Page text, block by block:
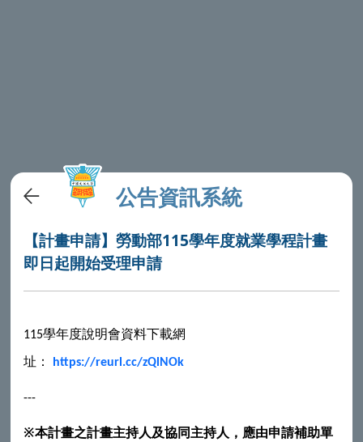
公告資訊系統
【計畫申請】勞動部115學年度就業學程計畫
即日起開始受理申請
115學年度說明會資料下載網
址：
https://reurl.cc/zQlNOk
---
※本計畫之計畫主持人及協同主持人，應由申請補助單